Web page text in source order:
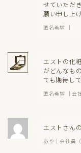
せていただ
願い申し上げ
匿名希望 ｜
エストの化
がどんなも
ても期待し
匿名希望 ｜会
エストさん
あや｜会社員